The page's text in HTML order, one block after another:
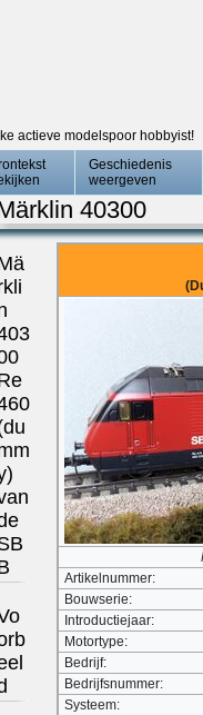
actieve modelspoor hobbyist!
Geschiedenis
weergeven
40300
Artikelnummer:
Bouwserie:
Introductiejaar:
Motortype:
Bedrijf:
Bedrijfsnummer:
Systeem: